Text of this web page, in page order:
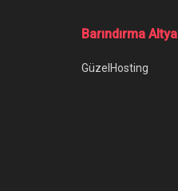
Ana Sayfa/YouTube